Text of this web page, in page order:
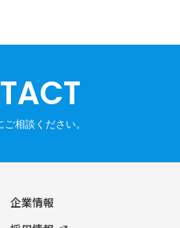
企業情報